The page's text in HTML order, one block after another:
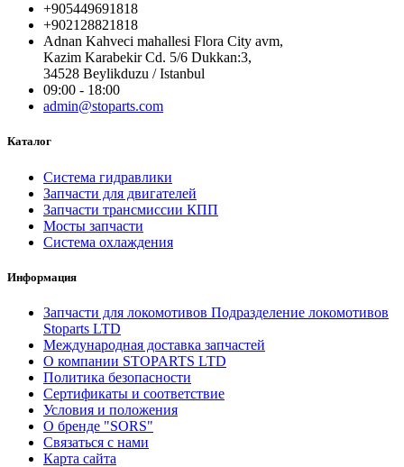
+905449691818
+902128821818
Adnan Kahveci mahallesi Flora City avm,
Kazim Karabekir Cd. 5/6 Dukkan:3,
34528 Beylikduzu / Istanbul
09:00 - 18:00
admin@stoparts.com
Каталог
Система гидравлики
Запчасти для двигателей
Запчасти трансмиссии КПП
Мосты запчасти
Система охлаждения
Информация
Запчасти для локомотивов Подразделение локомотивов
Stoparts LTD
Международная доставка запчастей
О компании STOPARTS LTD
Политика безопасности
Сертификаты и соответствие
Условия и положения
О бренде "SORS"
Связаться с нами
Карта сайта